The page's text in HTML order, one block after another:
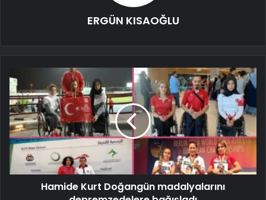
ERGÜN KISAOĞLU
Hamide Kurt Doğangün madalyalarını